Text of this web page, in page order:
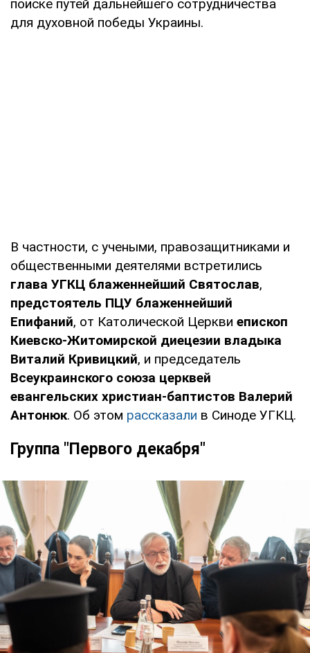
поиске путей дальнейшего сотрудничества
для духовной победы Украины.
В частности, с учеными, правозащитниками и
общественными деятелями встретились
глава УГКЦ блаженнейший Святослав,
предстоятель ПЦУ блаженнейший
Епифаний, от Католической Церкви епископ
Киевско-Житомирской диецезии владыка
Виталий Кривицкий, и председатель
Всеукраинского союза церквей
евангельских христиан-баптистов Валерий
Антонюк. Об этом рассказали в Синоде УГКЦ.
Группа "Первого декабря"